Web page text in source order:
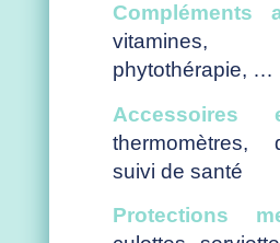
Compléments
vitamines,
phytothérapie, …
Accessoires
thermomètres,
suivi de santé
Protections